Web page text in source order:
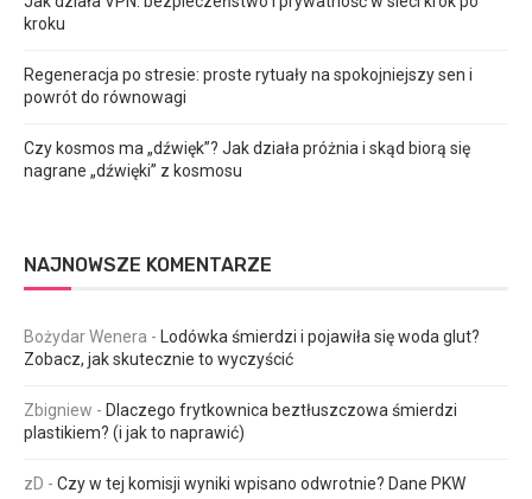
kroku
Regeneracja po stresie: proste rytuały na spokojniejszy sen i
powrót do równowagi
Czy kosmos ma „dźwięk”? Jak działa próżnia i skąd biorą się
nagrane „dźwięki” z kosmosu
NAJNOWSZE KOMENTARZE
Bożydar Wenera -
Lodówka śmierdzi i pojawiła się woda glut?
Zobacz, jak skutecznie to wyczyścić
Zbigniew - Dlaczego frytkownica beztłuszczowa śmierdzi
plastikiem? (i jak to naprawić)
zD - Czy w tej komisji wyniki wpisano odwrotnie? Dane PKW